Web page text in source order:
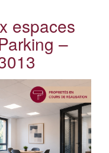
espaces
–